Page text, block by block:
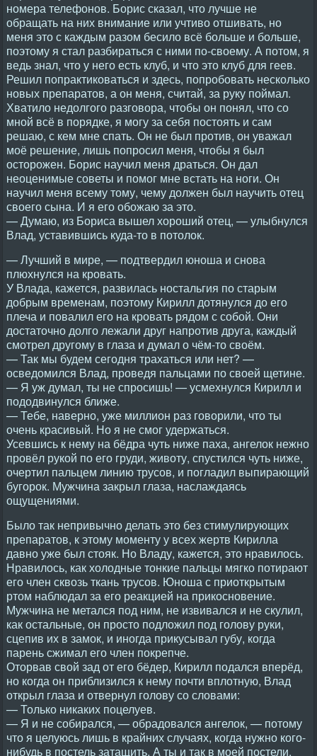
номера телефонов. Борис сказал, что лучше не
обращать на них внимание или учтиво отшивать, но
меня это с каждым разом бесило всё больше и больше,
поэтому я стал разбираться с ними по-своему. А потом, я
ведь знал, что у него есть клуб, и что это клуб для геев.
Решил попрактиковаться и здесь, попробовать несколько
новых препаратов, а он меня, считай, за руку поймал.
Хватило недолгого разговора, чтобы он понял, что со
мной всё в порядке, я могу за себя постоять и сам
решаю, с кем мне спать. Он не был против, он уважал
моё решение, лишь попросил меня, чтобы я был
осторожен. Борис научил меня драться. Он дал
неоценимые советы и помог мне встать на ноги. Он
научил меня всему тому, чему должен был научить отец
своего сына. И я его обожаю за это.
— Думаю, из Бориса вышел хороший отец, — улыбнулся
Влад, уставившись куда-то в потолок.
— Лучший в мире, — подтвердил юноша и снова
плюхнулся на кровать.
У Влада, кажется, развилась ностальгия по старым
добрым временам, поэтому Кирилл дотянулся до его
плеча и повалил его на кровать рядом с собой. Они
достаточно долго лежали друг напротив друга, каждый
смотрел другому в глаза и думал о чём-то своём.
— Так мы будем сегодня трахаться или нет? —
осведомился Влад, проведя пальцами по своей щетине.
— Я уж думал, ты не спросишь! — усмехнулся Кирилл и
пододвинулся ближе.
— Тебе, наверно, уже миллион раз говорили, что ты
очень красивый. Но я не смог удержаться.
Усевшись к нему на бёдра чуть ниже паха, ангелок нежно
провёл рукой по его груди, животу, спустился чуть ниже,
очертил пальцем линию трусов, и погладил выпирающий
бугорок. Мужчина закрыл глаза, наслаждаясь
ощущениями.
Было так непривычно делать это без стимулирующих
препаратов, к этому моменту у всех жертв Кирилла
давно уже был стояк. Но Владу, кажется, это нравилось.
Нравилось, как холодные тонкие пальцы мягко потирают
его член сквозь ткань трусов. Юноша с приоткрытым
ртом наблюдал за его реакцией на прикосновение.
Мужчина не метался под ним, не извивался и не скулил,
как остальные, он просто подложил под голову руки,
сцепив их в замок, и иногда прикусывал губу, когда
парень сжимал его член покрепче.
Оторвав свой зад от его бёдер, Кирилл подался вперёд,
но когда он приблизился к нему почти вплотную, Влад
открыл глаза и отвернул голову со словами:
— Только никаких поцелуев.
— Я и не собирался, — обрадовался ангелок, — потому
что я целуюсь лишь в крайних случаях, когда нужно кого-
нибудь в постель затащить. А ты и так в моей постели.